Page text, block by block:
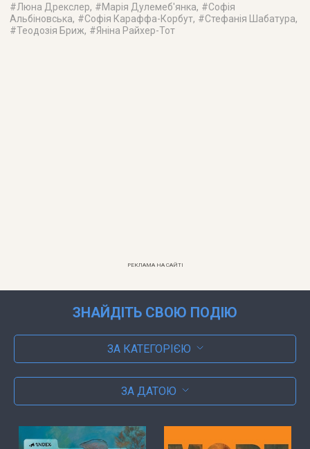
#Люна Дрекслер, #Марія Дулемеб'янка, #Софія
Альбіновська, #Софія Караффа-Корбут, #Стефанія Шабатура,
#Теодозія Бриж, #Яніна Райхер-Тот
РЕКЛАМА НА САЙТІ
ЗНАЙДІТЬ СВОЮ ПОДІЮ
ЗА КАТЕГОРІЄЮ
ЗА ДАТОЮ